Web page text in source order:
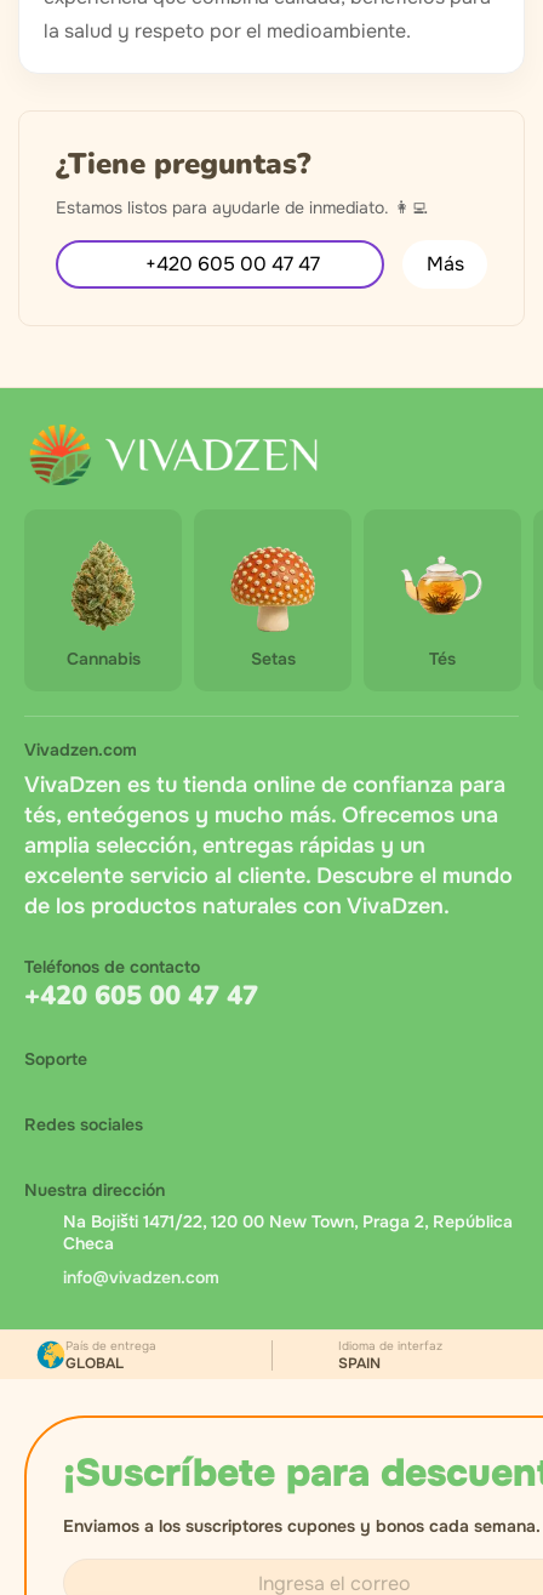
la salud y respeto por el medioambiente.
¿Tiene preguntas?
Estamos listos para ayudarle de inmediato. 👩‍💻
+420 605 00 47 47 Más
Cannabis Setas Tés
Vivadzen.com
VivaDzen es tu tienda online de confianza para
tés, enteógenos y mucho más. Ofrecemos una
amplia selección, entregas rápidas y un
excelente servicio al cliente. Descubre el mundo
de los productos naturales con VivaDzen.
Teléfonos de contacto
+420 605 00 47 47
Soporte
Redes sociales
Nuestra dirección
Na Bojišti 1471/22, 120 00 New Town, Praga 2, República
Checa
info@vivadzen.com
¡Suscríbete para
Enviamos a los suscriptores cupones y bonos cada semana.
País de entrega
GLOBAL
Idioma de interfaz
SPAIN